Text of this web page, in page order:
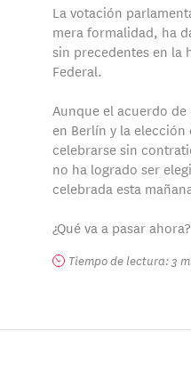
La votación
mera formalidad, ha
sin precedentes en la
Federal.
Aunque el acuerdo
en Berlín y la
celebrarse sin
no ha logrado ser
celebrada esta
¿Qué va a pasar ahora?
Tiempo de lectura: 3